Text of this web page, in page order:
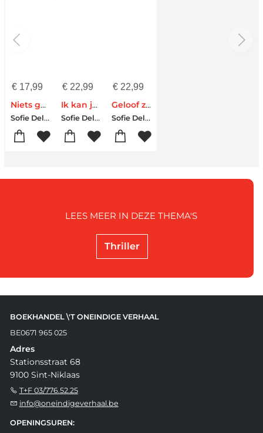
€17,99
Niets gaat voorbij
Sofie Delporte
€22,99
Ik kan je redden
Sofie Delporte
€ 22,99
Geloof ze niet
Sofie Delporte
Thriller
LEES MEER IN DEZE THEMA'S
BOEKHANDEL \'T ONEINDIGE VERHAAL
BE0671 965 025
Adres
Stationsstraat 68
9100 Sint-Niklaas
T+F 03/776.52.25
info@oneindigeverhaal.be
OPENINGSUREN: